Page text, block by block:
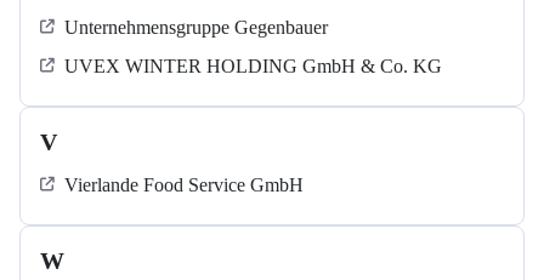
Unternehmensgruppe Gegenbauer
UVEX WINTER HOLDING GmbH & Co. KG
V
Vierlande Food Service GmbH
W